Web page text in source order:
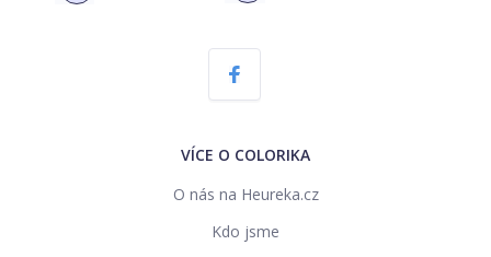
VÍCE O COLORIKA
O nás na Heureka.cz
Kdo jsme